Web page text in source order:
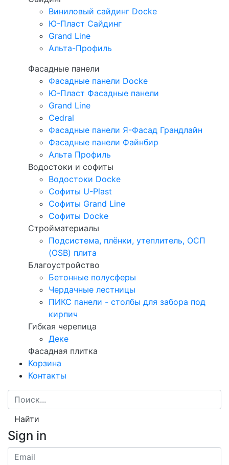
Виниловый сайдинг Docke
Ю-Пласт Сайдинг
Grand Line
Альта-Профиль
Фасадные панели
Фасадные панели Docke
Ю-Пласт Фасадные панели
Grand Line
Cedral
Фасадные панели Я-Фасад Грандлайн
Фасадные панели Файнбир
Альта Профиль
Водостоки и софиты
Водостоки Docke
Софиты U-Plast
Софиты Grand Line
Софиты Docke
Стройматериалы
Подсистема, плёнки, утеплитель, ОСП
(OSB) плита
Благоустройство
Бетонные полусферы
Чердачные лестницы
ПИКС панели - столбы для забора под
кирпич
Гибкая черепица
Деке
Фасадная плитка
Корзина
Контакты
Найти
Sign in